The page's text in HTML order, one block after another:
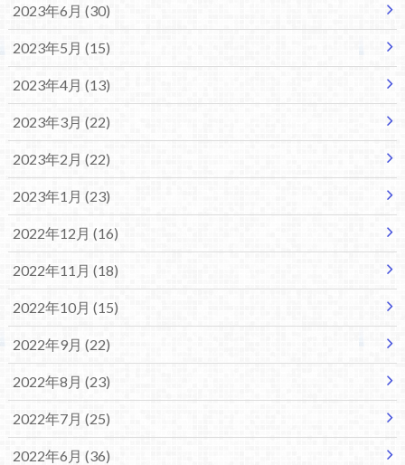
2023年6月 (30)
2023年5月 (15)
2023年4月 (13)
2023年3月 (22)
2023年2月 (22)
2023年1月 (23)
2022年12月 (16)
2022年11月 (18)
2022年10月 (15)
2022年9月 (22)
2022年8月 (23)
2022年7月 (25)
2022年6月 (36)